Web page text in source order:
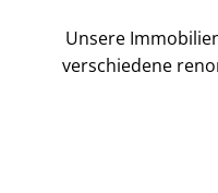
Unsere
verschiedene